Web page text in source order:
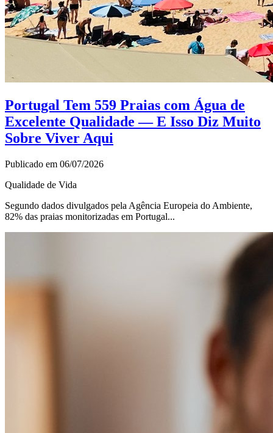
Portugal Tem 559 Praias com Água de
Excelente Qualidade — E Isso Diz Muito
Sobre Viver Aqui
Publicado em 06/07/2026
Qualidade de Vida
Segundo dados divulgados pela Agência Europeia do Ambiente,
82% das praias monitorizadas em Portugal...